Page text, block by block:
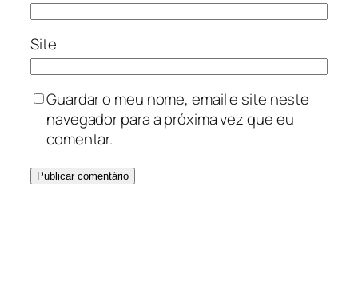
Site
Guardar o meu nome, email e site neste
navegador para a próxima vez que eu
comentar.